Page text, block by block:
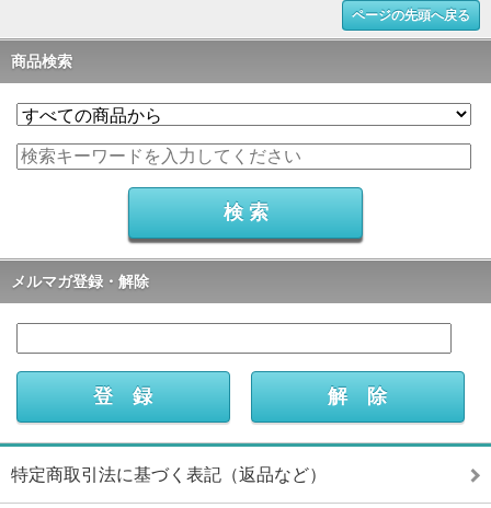
ページの先頭へ戻る
商品検索
メルマガ登録・解除
特定商取引法に基づく表記（返品など）